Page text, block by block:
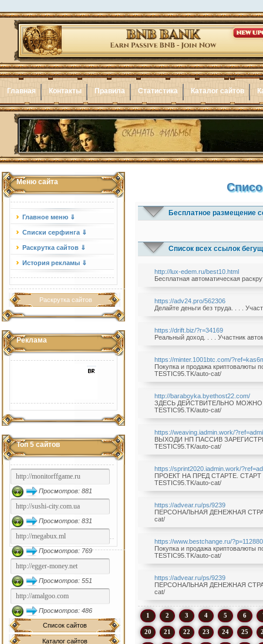
Главная Контакты Правила Статистика Каталог сайтов
Меню сайта
Главное меню ⇓
Списки серфинга ⇓
Раскрутка сайтов ⇓
История рекламы ⇓
Раскрутка сайтов
Реклама
Топ 5 сайтов
Просмотров: 881
Просмотров: 831
Просмотров: 769
Просмотров: 551
Просмотров: 486
Список сайтов
Каталог сайтов
Бесплатное размещение
Список всех ссылок
http://lux-edem.ru/best10.html
Бесплатная автоматическая
https://adv24.pro/562306
Делайте деньги без труда. . . .
https://drift.biz/?r=34169
Реальный доход. . . . Участник
https://minter.1001btc.com/
Покупка и продажа криптовалюты
TESTIC95.TK/auto-cat/
http://baraboyka.byethost22.com/
ЗДЕСЬ ДЕЙСТВИТЕЛЬНО МОЖНО
TESTIC95.TK/auto-cat/
https://weaving.iadmin.work/
ВЫХОДИ НП ПАССИВ
TESTIC95.TK/auto-cat/
https://sprint2020.iadmin.work/
ПРОЕКТ НА ПРЕД СТАРТЕ. СТАРТ
TESTIC95.TK/auto-cat/
https://advear.ru/ps/9239
ПЕРСОНАЛЬНАЯ ДЕНЕЖНАЯ
cat/
https://www.bestchange.ru/
Покупка и продажа криптовалюты
TESTIC95.TK/auto-cat/
https://advear.ru/ps/9239
ПЕРСОНАЛЬНАЯ ДЕНЕЖНАЯ
cat/
1 2 3 4 5 6
20 21 22 23 24 25